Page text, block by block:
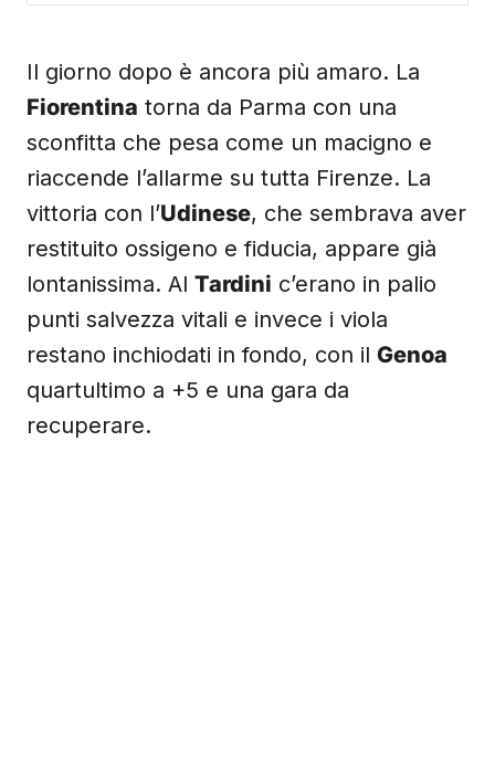
Il giorno dopo è ancora più amaro. La
Fiorentina torna da Parma con una
sconfitta che pesa come un macigno e
riaccende l’allarme su tutta Firenze. La
vittoria con l’Udinese, che sembrava aver
restituito ossigeno e fiducia, appare già
lontanissima. Al Tardini c’erano in palio
punti salvezza vitali e invece i viola
restano inchiodati in fondo, con il Genoa
quartultimo a +5 e una gara da
recuperare.